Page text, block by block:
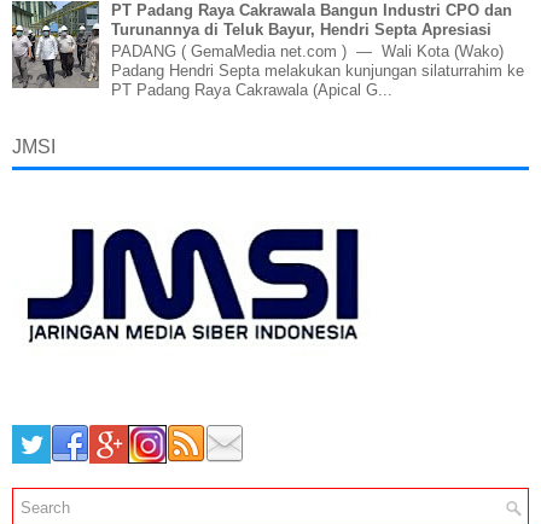
PT Padang Raya Cakrawala Bangun Industri CPO dan
Turunannya di Teluk Bayur, Hendri Septa Apresiasi
PADANG ( GemaMedia net.com ) — Wali Kota (Wako)
Padang Hendri Septa melakukan kunjungan silaturrahim ke
PT Padang Raya Cakrawala (Apical G...
JMSI